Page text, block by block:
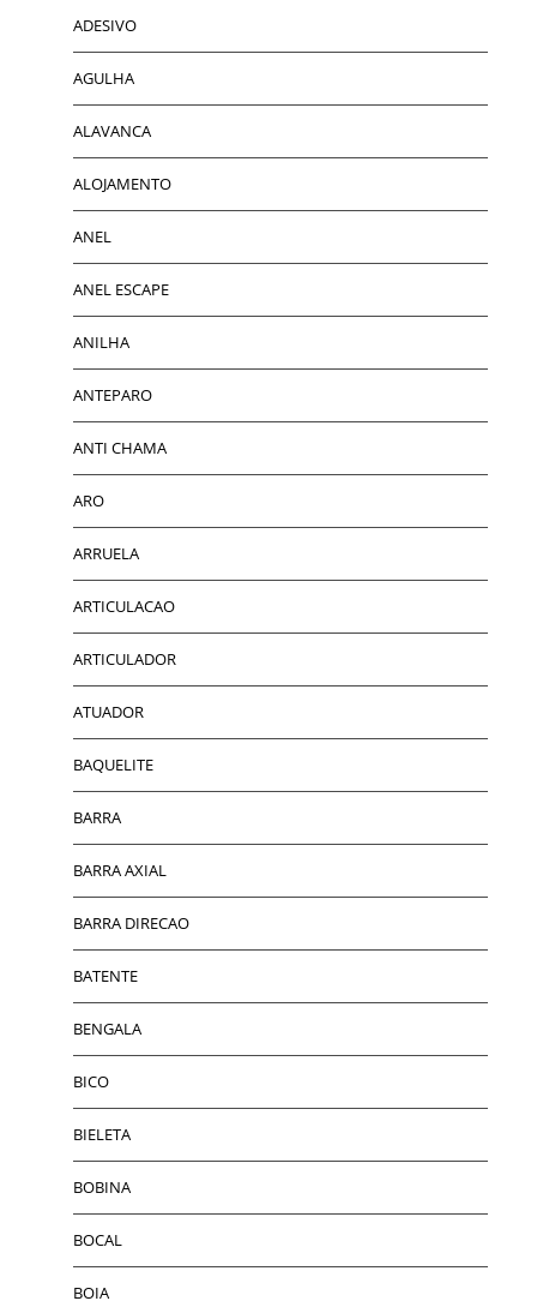
ADESIVO
AGULHA
ALAVANCA
ALOJAMENTO
ANEL
ANEL ESCAPE
ANILHA
ANTEPARO
ANTI CHAMA
ARO
ARRUELA
ARTICULACAO
ARTICULADOR
ATUADOR
BAQUELITE
BARRA
BARRA AXIAL
BARRA DIRECAO
BATENTE
BENGALA
BICO
BIELETA
BOBINA
BOCAL
BOIA